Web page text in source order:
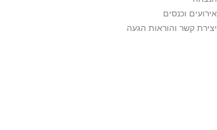
אירועים וכנסים
יצירת קשר והוראות הגעה